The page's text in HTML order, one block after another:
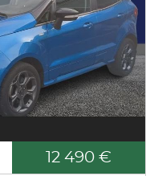
12 490 €